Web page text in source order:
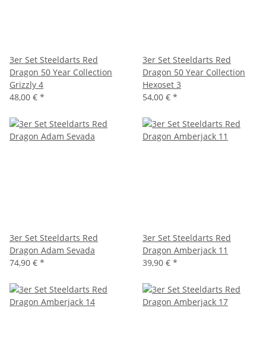
3er Set Steeldarts Red
Dragon 50 Year Collection
Grizzly 4
48,00 € *
3er Set Steeldarts Red
Dragon 50 Year Collection
Hexoset 3
54,00 € *
3er Set Steeldarts Red
Dragon Adam Sevada
74,90 € *
3er Set Steeldarts Red
Dragon Amberjack 11
39,90 € *